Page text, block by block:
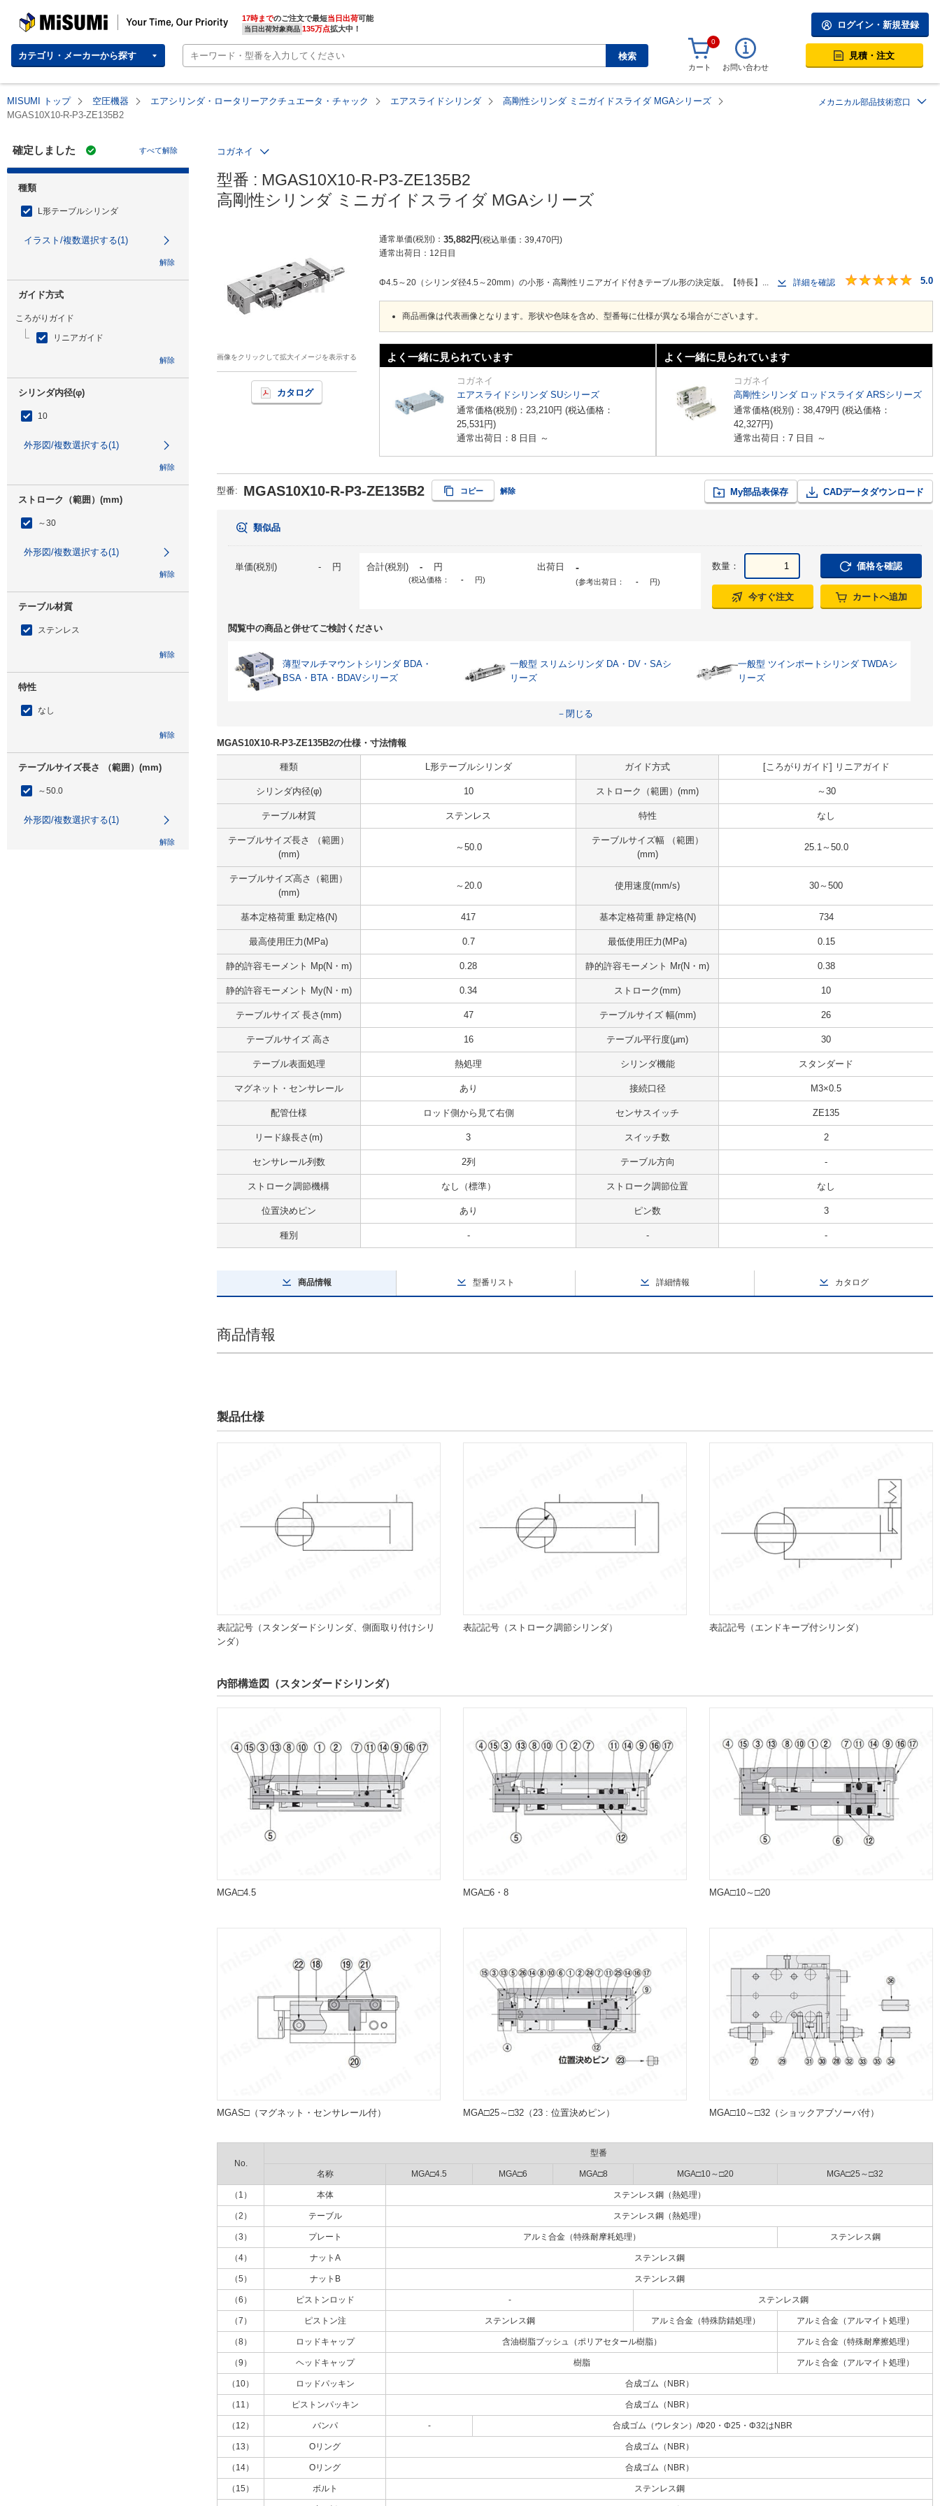
MISUMI | Your Time, Our Priority 17時までのご注文で最短当日出荷
当日出荷対象商品 135万点拡大中！
カテゴリ・メーカーから探す 検索
ログイン・新規登録
0
カート お問い合わせ
見積・注文
MISUMI トップ 空圧機器 エアシリンダ・ロータリーアクチュエータ・チャック エアスライドシリンダ
高剛性シリンダ ミニガイドスライダ MGAシリーズ
MGAS10X10-R-P3-ZE135B2
メカニカル部品技術窓口
確定しました すべて解除
種類
L形テーブルシリンダ
イラスト/複数選択する(1)
解除
ガイド方式
ころがりガイド
リニアガイド
解除
シリンダ内径(φ)
10
外形図/複数選択する(1)
解除
ストローク（範囲）(mm)
～30
外形図/複数選択する(1)
解除
テーブル材質
ステンレス
解除
特性
なし
解除
テーブルサイズ長さ （範囲）(mm)
～50.0
外形図/複数選択する(1)
解除
コガネイ
型番 : MGAS10X10-R-P3-ZE135B2
高剛性シリンダ ミニガイドスライダ MGAシリーズ
画像をクリックして拡大イメージを表示する
カタログ
通常単価(税別) 35,882円 税込単価 39,470円
通常出荷日： 12日目
Φ4.5～20（シリンダ径4.5～20mm）の小形・高剛性リニアガイド付きテーブル形の決定版。【特長】... 詳細を確認 5.0
商品画像は代表画像となります。形状や色味を含め、型番毎に仕様が異なる場合がございます。
よく一緒に見られています
コガネイ
エアスライドシリンダ SUシリーズ
通常価格(税別)： 23,210円 (税込価格：
25,531円)
通常出荷日：8 日目 ～
よく一緒に見られています
コガネイ
高剛性シリンダ ロッドスライダ ARSシリーズ
通常価格(税別)： 38,479円 (税込価格：
42,327円)
通常出荷日：7 日目 ～
型番: MGAS10X10-R-P3-ZE135B2 コピー 解除 My部品表保存 CADデータダウンロード
類似品
単価(税別) - 円 合計(税別) - 円
(税込価格： - 円)
出荷日 -
(参考出荷日： - 円)
数量： 価格を確認
今すぐ注文 カートへ追加
閲覧中の商品と併せてご検討ください
薄型マルチマウントシリンダ BDA・
BSA・BTA・BDAVシリーズ
一般型 スリムシリンダ DA・DV・SAシ
リーズ
一般型 ツインポートシリンダ TWDAシ
リーズ
－閉じる
MGAS10X10-R-P3-ZE135B2の仕様・寸法情報
種類 L形テーブルシリンダ ガイド方式 [ころがりガイド] リニアガイド
シリンダ内径(φ) 10 ストローク（範囲）(mm) ～30
テーブル材質 ステンレス 特性 なし
テーブルサイズ長さ （範囲）
(mm)
～50.0
テーブルサイズ幅 （範囲）
(mm)
25.1～50.0
テーブルサイズ高さ（範囲）
(mm)
～20.0 使用速度(mm/s) 30～500
基本定格荷重 動定格(N) 417 基本定格荷重 静定格(N) 734
最高使用圧力(MPa) 0.7 最低使用圧力(MPa) 0.15
静的許容モーメント Mp(N・m) 0.28 静的許容モーメント Mr(N・m) 0.38
静的許容モーメント My(N・m) 0.34 ストローク(mm) 10
テーブルサイズ 長さ(mm) 47 テーブルサイズ 幅(mm) 26
テーブルサイズ 高さ 16 テーブル平行度(μm) 30
テーブル表面処理 熱処理 シリンダ機能 スタンダード
マグネット・センサレール あり 接続口径 M3×0.5
配管仕様 ロッド側から見て右側 センサスイッチ ZE135
リード線長さ(m) 3 スイッチ数 2
センサレール列数 2列 テーブル方向 -
ストローク調節機構 なし（標準） ストローク調節位置 なし
位置決めピン あり ピン数 3
種別 - - -
商品情報 型番リスト 詳細情報 カタログ
商品情報
製品仕様
表記記号（スタンダードシリンダ、側面取り付けシリ
ンダ）
表記記号（ストローク調節シリンダ） 表記記号（エンドキープ付シリンダ）
内部構造図（スタンダードシリンダ）
MGA□4.5 MGA□6・8 MGA□10～□20
MGAS□（マグネット・センサレール付） MGA□25～□32（23 : 位置決めピン） MGA□10～□32（ショックアブソーバ付）
No.
型番
名称 MGA□4.5 MGA□6 MGA□8 MGA□10～□20 MGA□25～□32
（1） 本体 ステンレス鋼（熱処理）
（2） テーブル ステンレス鋼（熱処理）
（3） プレート アルミ合金（特殊耐摩耗処理） ステンレス鋼
（4） ナットA ステンレス鋼
（5） ナットB ステンレス鋼
（6） ピストンロッド - ステンレス鋼
（7） ピストン注 ステンレス鋼 アルミ合金（特殊防錆処理） アルミ合金（アルマイト処理）
（8） ロッドキャップ 含油樹脂ブッシュ（ポリアセタール樹脂） アルミ合金（特殊耐摩擦処理）
（9） ヘッドキャップ 樹脂 アルミ合金（アルマイト処理）
（10） ロッドパッキン 合成ゴム（NBR）
（11） ピストンパッキン 合成ゴム（NBR）
（12） バンパ - 合成ゴム（ウレタン）/Φ20・Φ25・Φ32はNBR
（13） Oリング 合成ゴム（NBR）
（14） Oリング 合成ゴム（NBR）
（15） ボルト ステンレス鋼